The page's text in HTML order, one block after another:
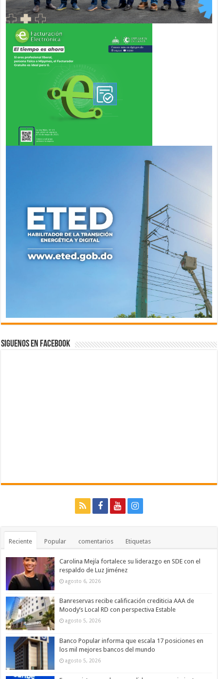
Siguenos en Facebook
Reciente Popular comentarios Etiquetas
Carolina Mejía fortalece su liderazgo en SDE con el
respaldo de Luz Jiménez
agosto 6, 2026
Banreservas recibe calificación crediticia AAA de
Moody’s Local RD con perspectiva Estable
agosto 5, 2026
Banco Popular informa que escala 17 posiciones en
los mil mejores bancos del mundo
agosto 5, 2026